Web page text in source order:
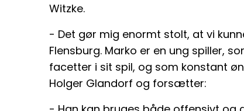
Witzke.
- Det gør mig enormt stolt, at vi
Flensburg. Marko er en ung spiller,
facetter i sit spil, og som konstant
Holger Glandorf og forsætter: